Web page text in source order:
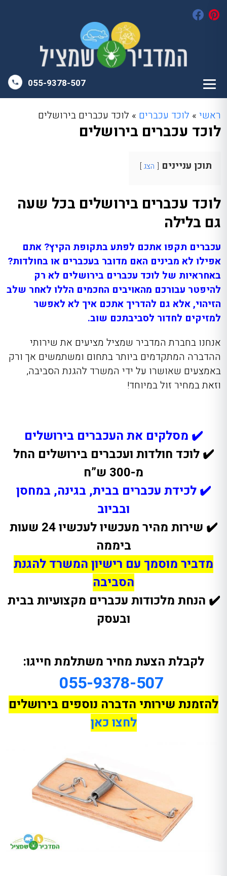
055-9378-507
ראשי » לוכד עכברים » לוכד עכברים בירושלים
לוכד עכברים בירושלים
תוכן עניינים הצג
לוכד עכברים בירושלים בכל שעה
גם בלילה
עכברים תקפו אתכם לפתע בתקופת הקיץ? אתם
אפילו לא מבינים האם מדובר בעכברים או בחולדות?
באחראיות של לוכד עכברים בירושלים לא רק
להיפטר עבורכם מהאויבים החכמים הללו לאחר שלב
הזיהוי, אלא גם להדריך אתכם איך לא לאפשר
למזיקים לחדור לסביבתכם שוב.
אנחנו בחברת המדביר שמציל מציעים את שירותי
ההדברה המתקדמים ביותר בתחום ומשתמשים אך ורק
באמצעים שאושרו על ידי המשרד להגנת הסביבה,
וזאת במחיר זול במיוחד!
✔️ מסלקים את העכברים בירושלים
✔️ לוכד חולדות ועכברים בירושלים החל
מ-300 ש”ח
✔️ לכידת עכברים בבית, בגינה, במחסן
ובביוב
✔️
שירות מהיר מעכשיו לעכשיו 24 שעות
ביממה
מדביר מוסמך עם רישיון המשרד להגנת
הסביבה
✔️ הנחת מלכודות עכברים מקצועיות בבית
ובעסק
לקבלת הצעת מחיר משתלמת חייגו:
055-9378-507
להזמנת שירותי הדברה נוספים בירושלים
לחצו כאן